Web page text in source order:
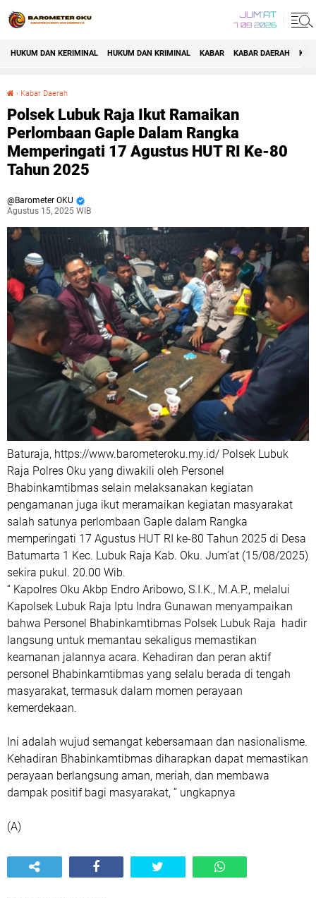
JUM'AT
7 08 2026
HUKUM DAN KERIMINAL HUKUM DAN KRIMINAL KABAR KABAR DAERAH
› Kabar Daerah
Polsek Lubuk Raja Ikut Ramaikan
Perlombaan Gaple Dalam Rangka
Memperingati 17 Agustus HUT RI Ke-80
Tahun 2025
Barometer OKU
Agustus 15, 2025 WIB
Baturaja, https://www.barometeroku.my.id/ Polsek Lubuk
Raja Polres Oku yang diwakili oleh Personel
Bhabinkamtibmas selain melaksanakan kegiatan
pengamanan juga ikut meramaikan kegiatan masyarakat
salah satunya perlombaan Gaple dalam Rangka
memperingati 17 Agustus HUT RI ke-80 Tahun 2025 di Desa
Batumarta 1 Kec. Lubuk Raja Kab. Oku. Jum’at (15/08/2025)
sekira pukul. 20.00 Wib.
“ Kapolres Oku Akbp Endro Aribowo, S.I.K., M.A.P., melalui
Kapolsek Lubuk Raja Iptu Indra Gunawan menyampaikan
bahwa Personel Bhabinkamtibmas Polsek Lubuk Raja hadir
langsung untuk memantau sekaligus memastikan
keamanan jalannya acara. Kehadiran dan peran aktif
personel Bhabinkamtibmas yang selalu berada di tengah
masyarakat, termasuk dalam momen perayaan
kemerdekaan.
Ini adalah wujud semangat kebersamaan dan nasionalisme.
Kehadiran Bhabinkamtibmas diharapkan dapat memastikan
perayaan berlangsung aman, meriah, dan membawa
dampak positif bagi masyarakat, ” ungkapnya
(A)